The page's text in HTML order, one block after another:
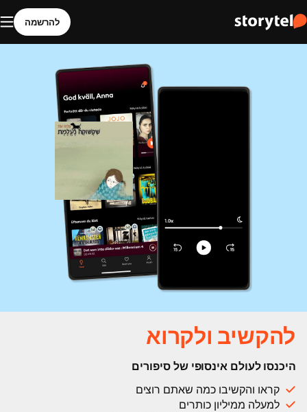
להרשמה
להקשיב ולקרוא
היכנסו לעולם אינסופי של סיפורים
קראו והקשיבו כמה שאתם רוצים
למעלה ממיליון כותרים